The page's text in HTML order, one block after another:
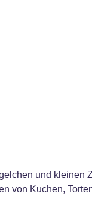
und kleinen
von Kuchen,